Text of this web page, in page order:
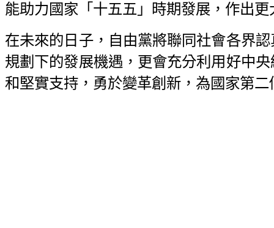
能助力國家「十五五」時期發展，作出更
在未來的日子，自由黨將聯同社會各界
規劃下的發展機遇，更會充分利用好中
和堅實支持，勇於變革創新，為國家第